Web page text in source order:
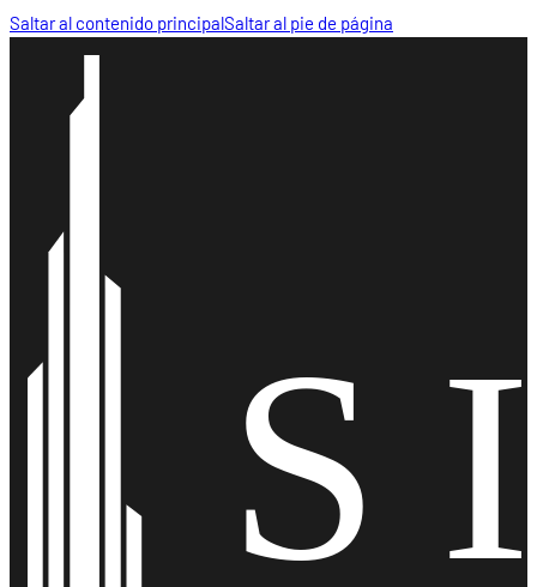
Saltar al contenido principalSaltar al pie de página